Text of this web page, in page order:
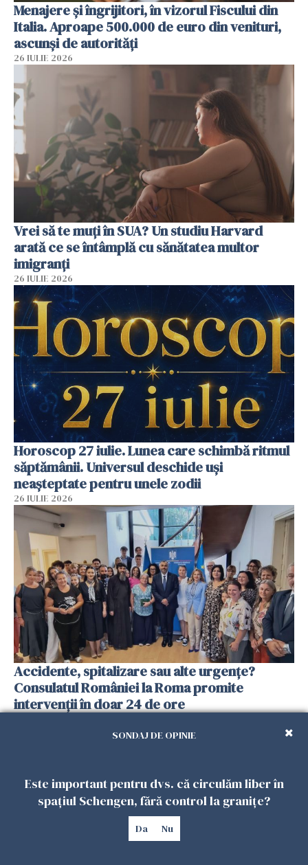
Menajere și îngrijitori, în vizorul Fiscului din
Italia. Aproape 500.000 de euro din venituri,
ascunși de autorități
26 IULIE 2026
Vrei să te muți în SUA? Un studiu Harvard
arată ce se întâmplă cu sănătatea multor
imigranți
26 IULIE 2026
Horoscop 27 iulie. Lunea care schimbă ritmul
săptămânii. Universul deschide uși
neașteptate pentru unele zodii
26 IULIE 2026
Accidente, spitalizare sau alte urgențe?
Consulatul României la Roma promite
intervenții în doar 24 de ore
SONDAJ DE OPINIE
Este important pentru dvs. că circulăm liber în
spațiul Schengen, fără control la granițe?
Da Nu